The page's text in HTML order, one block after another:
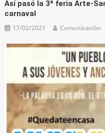
Así pasó la 3ª feria Arte-
carnaval
17/02/2021 Comunicación